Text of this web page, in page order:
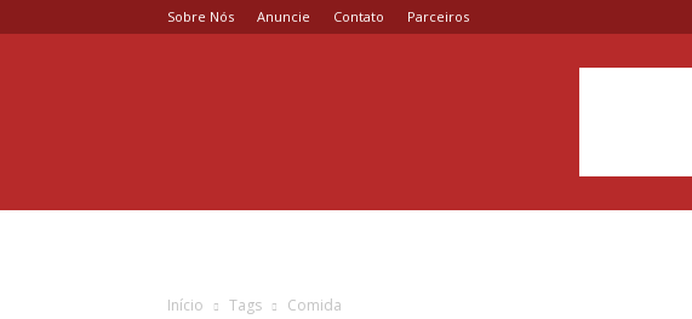
Sobre Nós Anuncie Contato Parceiros
Início Tags Comida